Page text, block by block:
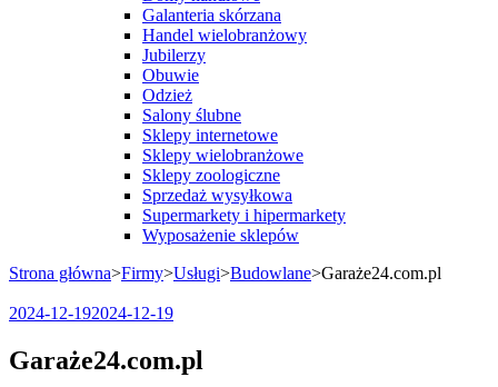
Galanteria skórzana
Handel wielobranżowy
Jubilerzy
Obuwie
Odzież
Salony ślubne
Sklepy internetowe
Sklepy wielobranżowe
Sklepy zoologiczne
Sprzedaż wysyłkowa
Supermarkety i hipermarkety
Wyposażenie sklepów
Strona główna>Firmy>Usługi>Budowlane>Garaże24.com.pl
2024-12-192024-12-19
Garaże24.com.pl